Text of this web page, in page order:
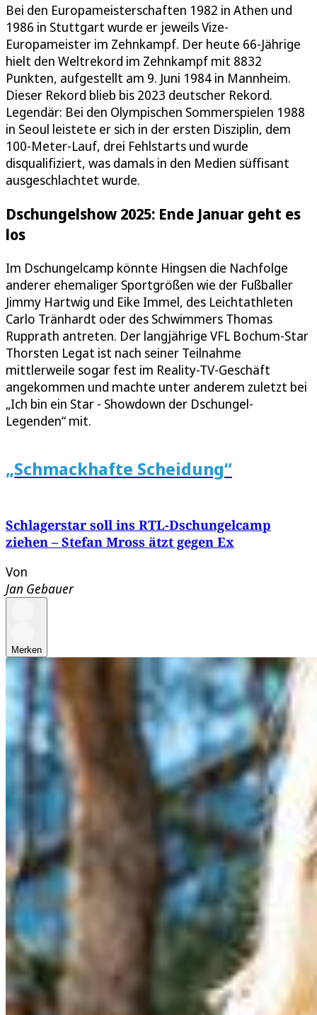
Bei den Europameisterschaften 1982 in Athen und
1986 in Stuttgart wurde er jeweils Vize-
Europameister im Zehnkampf. Der heute 66-Jährige
hielt den Weltrekord im Zehnkampf mit 8832
Punkten, aufgestellt am 9. Juni 1984 in Mannheim.
Dieser Rekord blieb bis 2023 deutscher Rekord.
Legendär: Bei den Olympischen Sommerspielen 1988
in Seoul leistete er sich in der ersten Disziplin, dem
100-Meter-Lauf, drei Fehlstarts und wurde
disqualifiziert, was damals in den Medien süffisant
ausgeschlachtet wurde.
Dschungelshow 2025: Ende Januar geht es
los
Im Dschungelcamp könnte Hingsen die Nachfolge
anderer ehemaliger Sportgrößen wie der Fußballer
Jimmy Hartwig und Eike Immel, des Leichtathleten
Carlo Tränhardt oder des Schwimmers Thomas
Rupprath antreten. Der langjährige VFL Bochum-Star
Thorsten Legat ist nach seiner Teilnahme
mittlerweile sogar fest im Reality-TV-Geschäft
angekommen und machte unter anderem zuletzt bei
„Ich bin ein Star - Showdown der Dschungel-
Legenden“ mit.
„Schmackhafte Scheidung“
Schlagerstar soll ins RTL-Dschungelcamp
ziehen – Stefan Mross ätzt gegen Ex
Von
Jan Gebauer
Merken